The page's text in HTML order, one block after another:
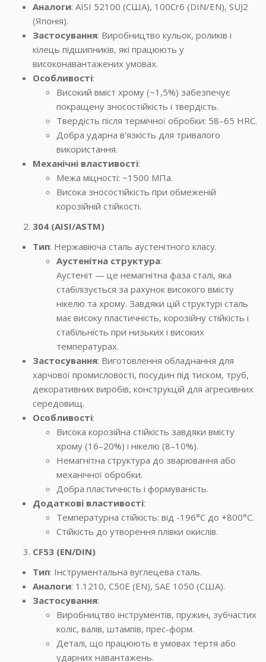
Аналоги: AISI 52100 (США), 100Cr6 (DIN/EN), SUJ2
(Японія).
Застосування: Виробництво кульок, роликів і
кілець підшипників, які працюють у
високонавантажених умовах.
Особливості:
Високий вміст хрому (~1,5%) забезпечує
покращену зносостійкість і твердість.
Твердість після термічної обробки: 58–65 HRC.
Добра ударна в'язкість для тривалого
використання.
Механічні властивості:
Межа міцності: ~1500 МПа.
Висока зносостійкість при обмеженій
корозійній стійкості.
304 (AISI/ASTM)
Тип: Нержавіюча сталь аустенітного класу.
Аустенітна структура:
Аустеніт — це немагнітна фаза сталі, яка
стабілізується за рахунок високого вмісту
нікелю та хрому. Завдяки цій структурі сталь
має високу пластичність, корозійну стійкість і
стабільність при низьких і високих
температурах.
Застосування: Виготовлення обладнання для
харчової промисловості, посудин під тиском, труб,
декоративних виробів, конструкцій для агресивних
середовищ.
Особливості:
Висока корозійна стійкість завдяки вмісту
хрому (16–20%) і нікелю (8–10%).
Немагнітна структура до зварювання або
механічної обробки.
Добра пластичність і формуваність.
Додаткові властивості:
Температурна стійкість: від -196°C до +800°C.
Стійкість до утворення плівки окислів.
CF53 (EN/DIN)
Тип: Інструментальна вуглецева сталь.
Аналоги: 1.1210, C50E (EN), SAE 1050 (США).
Застосування:
Виробництво інструментів, пружин, зубчастих
коліс, валів, штампів, прес-форм.
Деталі, що працюють в умовах тертя або
ударних навантажень.